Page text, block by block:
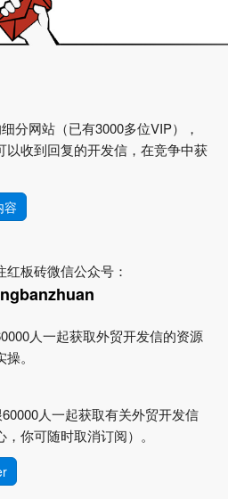
分网站（已有3000多位VIP），
以收到回复的开发信，在竞争中获
容
红板砖微信公众号：
人一起获取外贸开发信的资源
。
人一起获取有关外贸开发信
你可随时取消订阅）。